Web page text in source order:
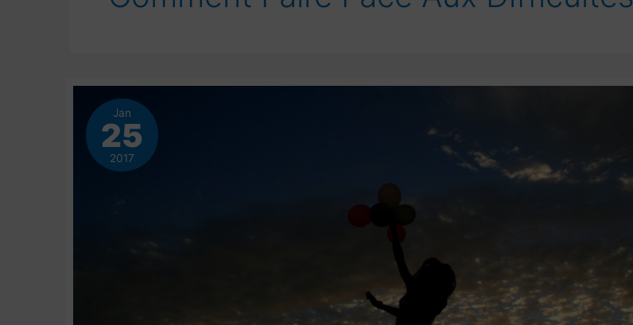
Jan
25
2017